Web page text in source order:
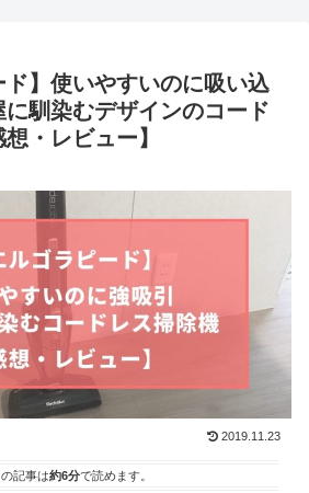
ド】使いやすいのに吸い込
馴染むデザインのコード
・レビュー】
2019.11.23
の記事は約6分で読めます。